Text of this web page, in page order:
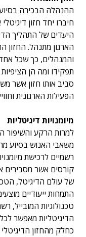
ההנהלה הבכירה
חיברו יחד חזון
היעדים של התהליך
הארגון מתנהל. החזון
והמנהלים, כך שכל
תפקידו ומה הן
סביב אותו חזון אשר
הפעילות הארגונית
מיומנויות דיגיטליות
למרות הרקע והשיפור
משאבי האנוש בסיוע
רשמיים לרכישת
קורסים אשר מסבירים
של עולם הדיגיטל,
התמחות ייעודיים
טכנולוגיות המובייל,
הדיגיטליות מאפשר
כחלק מהחזון